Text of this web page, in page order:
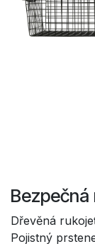
Dřevěná
Pojistný